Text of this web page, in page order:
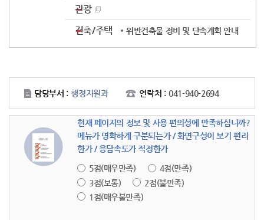
관광
건축/주택
위반건축물 정비 및 단속계획 안내
담당부서 : 행정지원과 연락처 : 041-940-2694
현재 페이지의 정보 및 사용 편의성에 만족하십니까?
메뉴가 명확하게 구분되는가 / 화면구성이 보기 편리
한가 / 응답속도가 적정한가
5점(매우만족)
4점(만족)
3점(보통)
2점(불만족)
1점(매우불만족)